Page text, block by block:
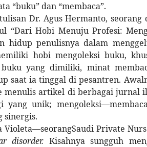
“buku” dan “membaca”.
Dr. Agus Hermanto, seorang
“Dari Hobi Menuju Profesi:
hidup penulisnya dalam
hobi mengoleksi buku,
yang dimiliki, minat
saat ia tinggal di pesantren.
menulis artikel di berbagai jurnal
yang unik;
sinergis.
Violeta—seorangSaudi Private
disorder. Kisahnya sungguh